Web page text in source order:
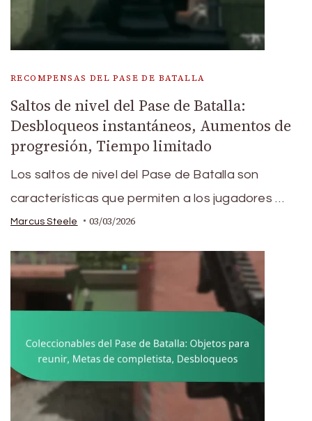
RECOMPENSAS DEL PASE DE BATALLA
Saltos de nivel del Pase de Batalla:
Desbloqueos instantáneos, Aumentos de
progresión, Tiempo limitado
Los saltos de nivel del Pase de Batalla son
características que permiten a los jugadores …
Marcus Steele 03/03/2026